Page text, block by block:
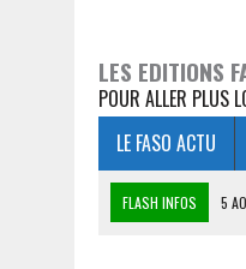
LES EDITIONS
POUR ALLER PLUS
LE FASO ACTU
FLASH INFOS 5